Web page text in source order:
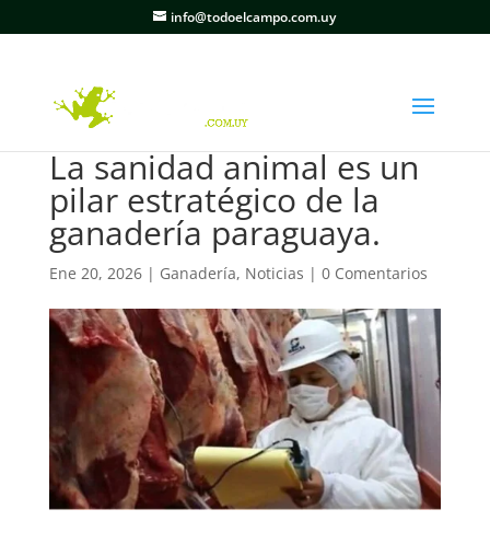
info@todoelcampo.com.uy
La sanidad animal es un
pilar estratégico de la
ganadería paraguaya.
Ene 20, 2026| Ganadería, Noticias | 0 Comentarios